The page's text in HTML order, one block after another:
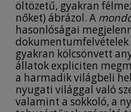
öltözetű, gyakran
nőket) ábrázol. A
hasonlóságai
gyakran kölcsönvett
állatok expliciten
a harmadik világbeli
nyugati világgal való
valamint a sokkoló, a